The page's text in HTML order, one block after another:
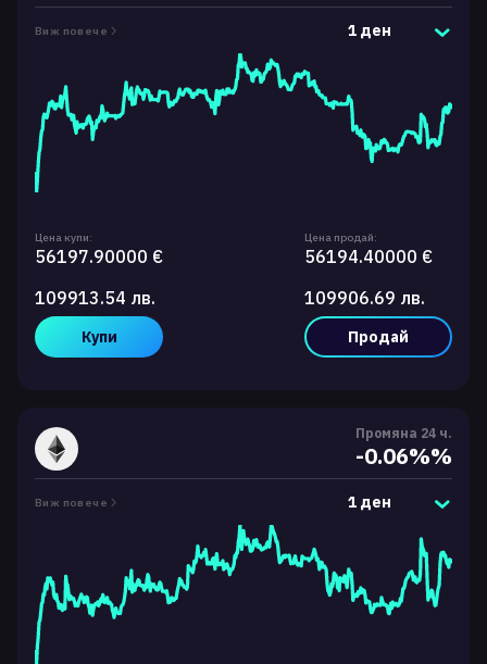
Виж повече 1 ден
Цена купи:
56197.90000 €
109913.54 лв.
Купи
Цена продай:
56194.40000 €
109906.69 лв.
Продай
Промяна 24 ч.
-0.06%%
Виж повече 1 ден